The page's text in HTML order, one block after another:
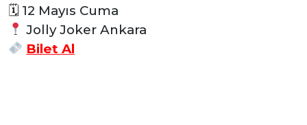
🗓 12 Mayıs Cuma
Jolly Joker Ankara
Bilet Al